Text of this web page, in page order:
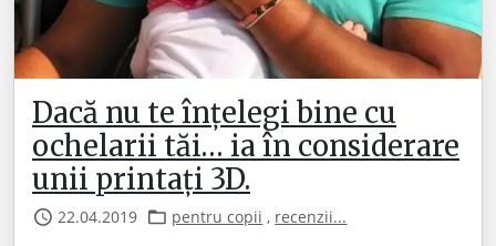
Dacă nu te înțelegi bine cu
ochelarii tăi… ia în considerare
unii printați 3D.
22.04.2019 pentru copii , recenzii...